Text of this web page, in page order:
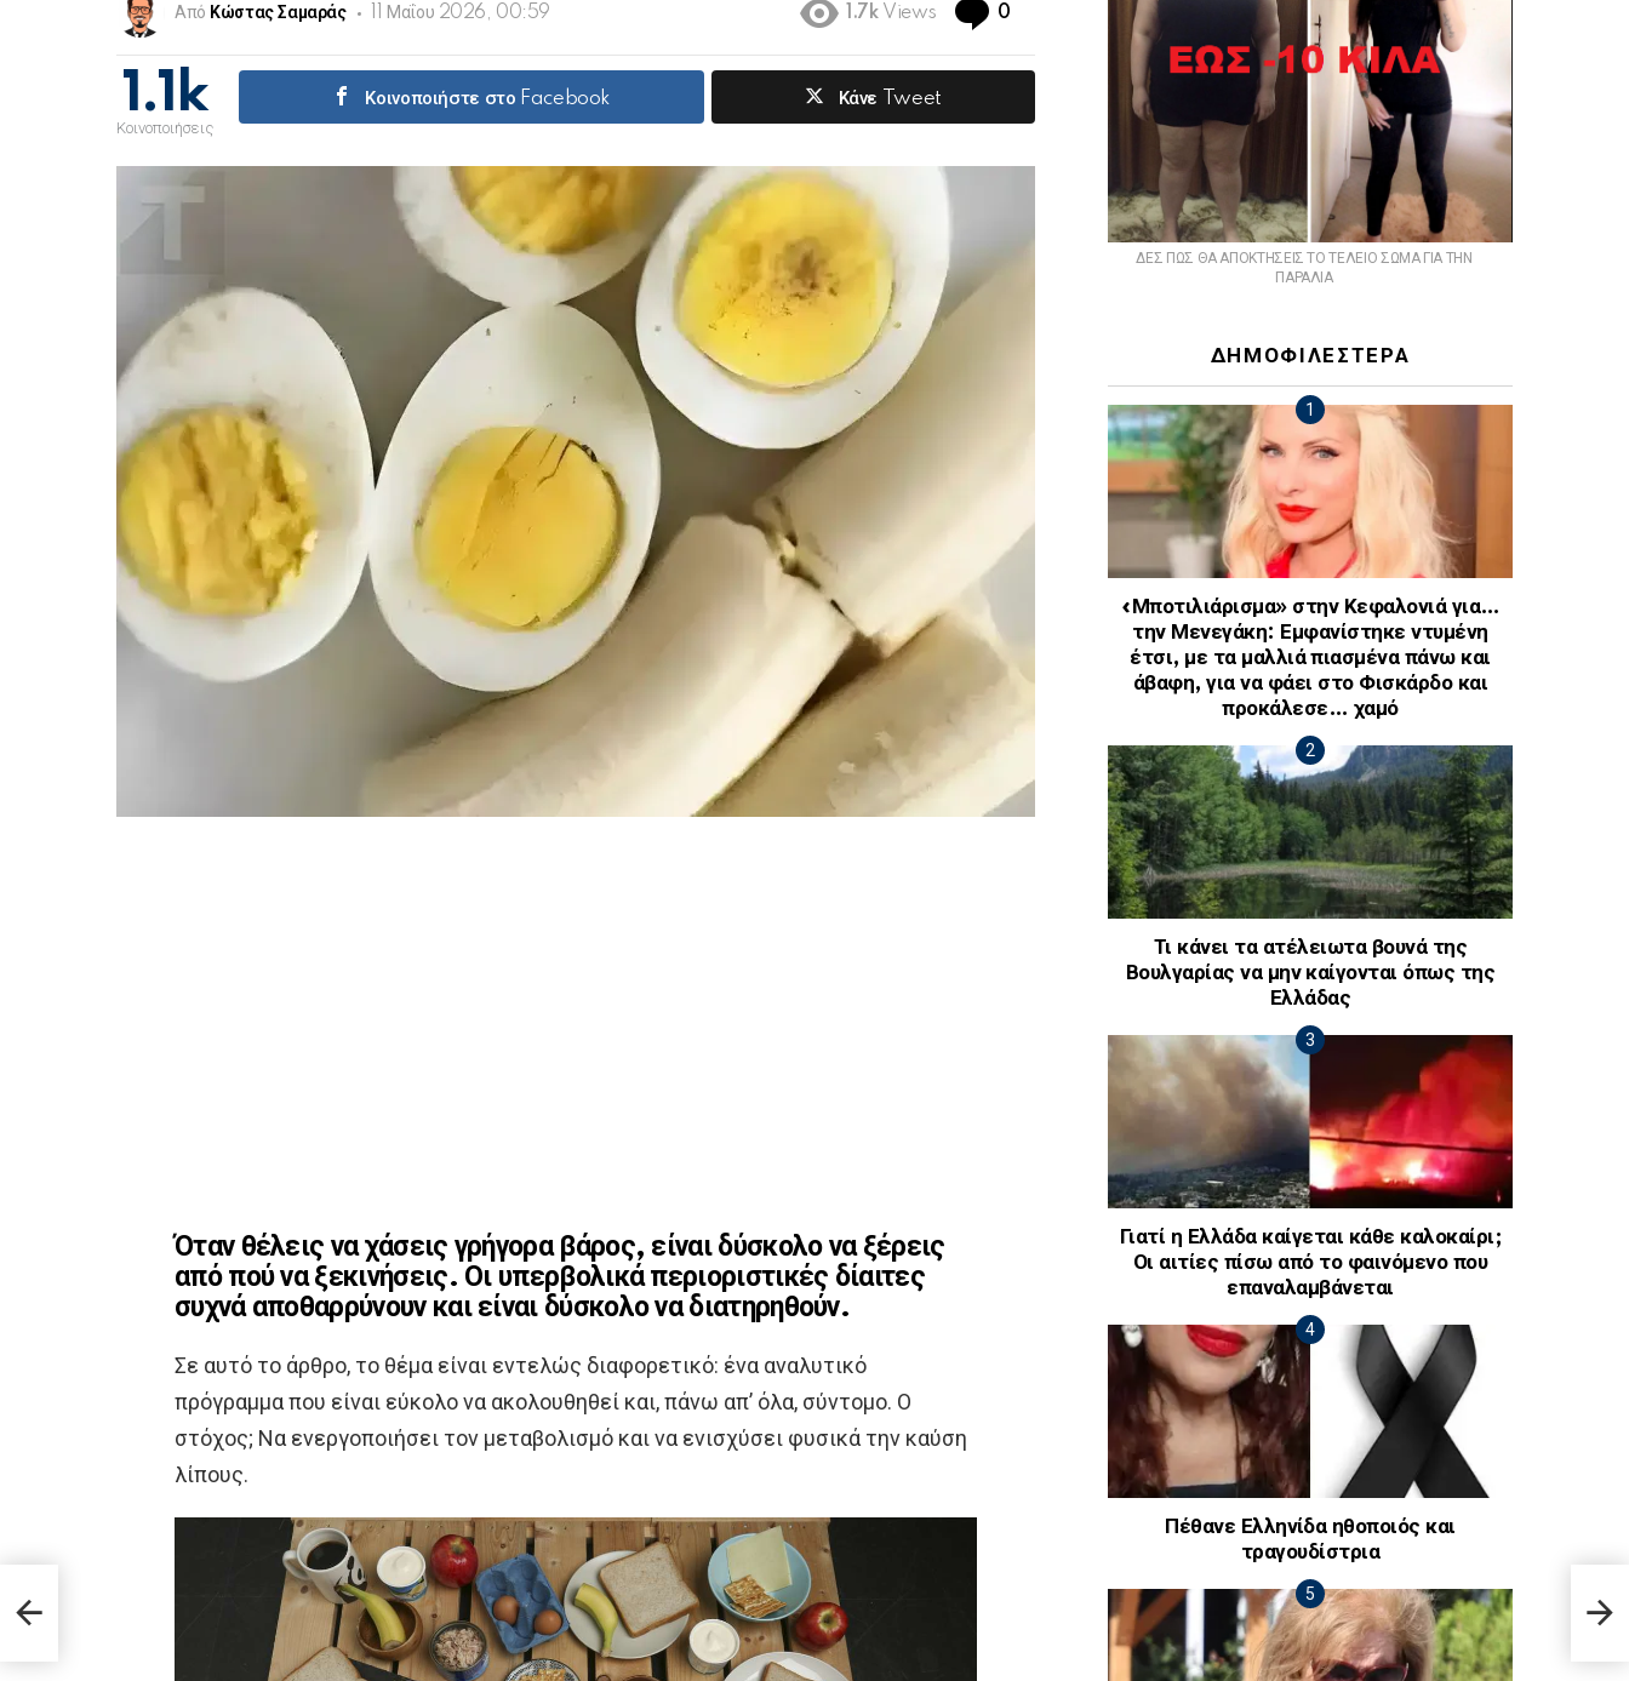
Από Κώστας Σαμαράς 11 Μαΐου 2026, 00:59 1.7k Views 0
1.1k
Κοινοποιήσεις
Κοινοποιήστε στο Facebook Κάνε Tweet
Όταν θέλεις να χάσεις γρήγορα βάρος, είναι δύσκολο να ξέρεις
από πού να ξεκινήσεις. Οι υπερβολικά περιοριστικές δίαιτες
συχνά αποθαρρύνουν και είναι δύσκολο να διατηρηθούν.
Σε αυτό το άρθρο, το θέμα είναι εντελώς διαφορετικό: ένα αναλυτικό
πρόγραμμα που είναι εύκολο να ακολουθηθεί και, πάνω απ’ όλα, σύντομο. Ο
στόχος; Να ενεργοποιήσει τον μεταβολισμό και να ενισχύσει φυσικά την καύση
λίπους.
ΔΕΣ ΠΩΣ ΘΑ ΑΠΟΚΤΗΣΕΙΣ ΤΟ ΤΕΛΕΙΟ ΣΩΜΑ ΓΙΑ ΤΗΝ
ΠΑΡΑΛΙΑ
ΔΗΜΟΦΙΛΕΣΤΕΡΑ
«Μποτιλιάρισμα» στην Κεφαλονιά για…
την Μενεγάκη: Εμφανίστηκε ντυμένη
έτσι, με τα μαλλιά πιασμένα πάνω και
άβαφη, για να φάει στο Φισκάρδο και
προκάλεσε… χαμό
Τι κάνει τα ατέλειωτα βουνά της
Βουλγαρίας να μην καίγονται όπως της
Ελλάδας
Γιατί η Ελλάδα καίγεται κάθε καλοκαίρι;
Οι αιτίες πίσω από το φαινόμενο που
επαναλαμβάνεται
Πέθανε Ελληνίδα ηθοποιός και
τραγουδίστρια